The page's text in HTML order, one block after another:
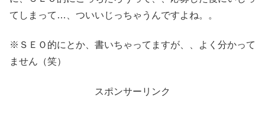
てしまって…、ついいじっちゃうんですよね。。
※ＳＥＯ的にとか、書いちゃってますが、、よく分かって
ません（笑）
スポンサーリンク